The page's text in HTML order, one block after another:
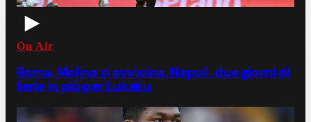
On Air
Roma, Molina si avvicina. Napoli, due giorni di
ferie in più per Lukaku